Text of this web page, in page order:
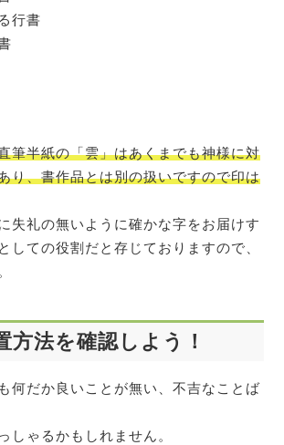
行書
筆半紙の「雲」はあくまでも神様に対
り、書作品とは別の扱いですので印は
失礼の無いように確かな字をお届けす
しての役割だと存じておりますので、
方法を確認しよう！
何だか良いことが無い、不吉なことば
しゃるかもしれません。